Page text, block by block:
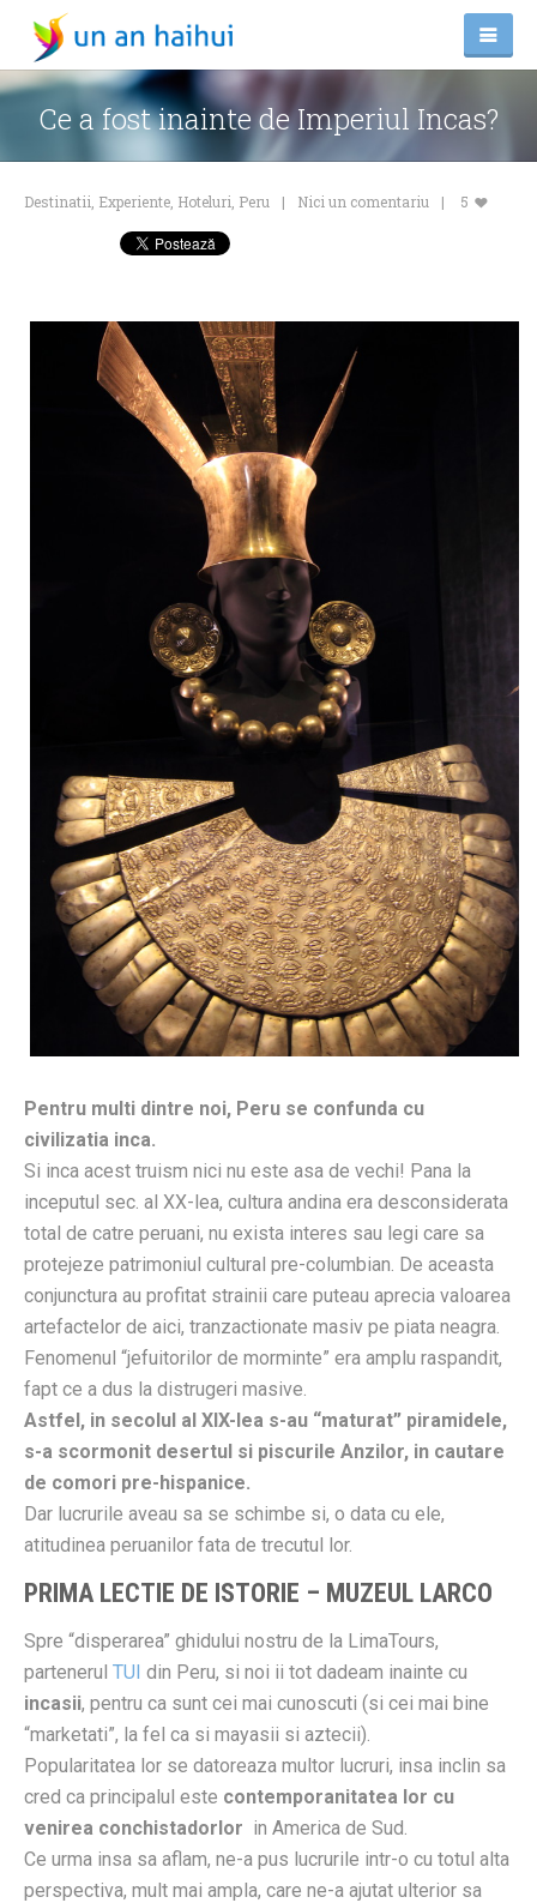
Ce a fost inainte de Imperiul Incas?
Destinatii Experiente Hoteluri Peru Nici un comentariu 5
Pentru multi dintre noi, Peru se confunda cu
civilizatia inca.
Si inca acest truism nici nu este asa de vechi! Pana la
inceputul sec. al XX-lea, cultura andina era desconsiderata
total de catre peruani, nu exista interes sau legi care sa
protejeze patrimoniul cultural pre-columbian. De aceasta
conjunctura au profitat strainii care puteau aprecia valoarea
artefactelor de aici, tranzactionate masiv pe piata neagra.
Fenomenul “jefuitorilor de morminte” era amplu raspandit,
fapt ce a dus la distrugeri masive.
Astfel, in secolul al XIX-lea s-au “maturat” piramidele,
s-a scormonit desertul si piscurile Anzilor, in cautare
de comori pre-hispanice.
Dar lucrurile aveau sa se schimbe si, o data cu ele,
atitudinea peruanilor fata de trecutul lor.
PRIMA LECTIE DE ISTORIE – MUZEUL LARCO
Spre “disperarea” ghidului nostru de la LimaTours,
partenerul TUI din Peru, si noi ii tot dadeam inainte cu
incasii, pentru ca sunt cei mai cunoscuti (si cei mai bine
“marketati”, la fel ca si mayasii si aztecii).
Popularitatea lor se datoreaza multor lucruri, insa inclin sa
cred ca principalul este contemporanitatea lor cu
venirea conchistadorlor in America de Sud.
Ce urma insa sa aflam, ne-a pus lucrurile intr-o cu totul alta
perspectiva, mult mai ampla, care ne-a ajutat ulterior sa